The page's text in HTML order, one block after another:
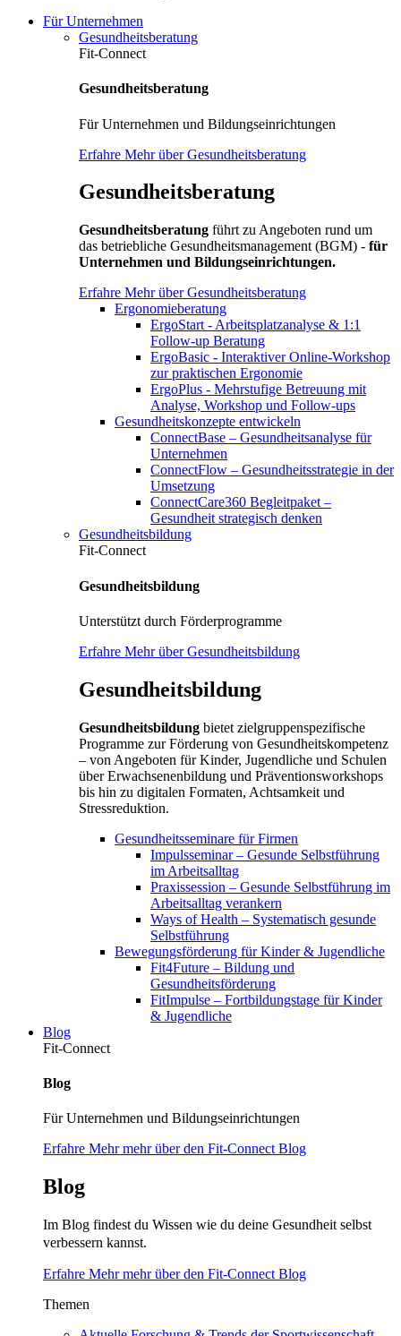
Für Unternehmen
Gesundheitsberatung
Fit-Connect
Gesundheitsberatung
Für Unternehmen und Bildungseinrichtungen
Erfahre Mehr über Gesundheitsberatung
Gesundheitsberatung
Gesundheitsberatung führt zu Angeboten rund um
das betriebliche Gesundheitsmanagement (BGM) - für
Unternehmen und Bildungseinrichtungen.
Erfahre Mehr über Gesundheitsberatung
Ergonomieberatung
ErgoStart - Arbeitsplatzanalyse & 1:1
Follow-up Beratung
ErgoBasic - Interaktiver Online-Workshop
zur praktischen Ergonomie
ErgoPlus - Mehrstufige Betreuung mit
Analyse, Workshop und Follow-ups
Gesundheitskonzepte entwickeln
ConnectBase – Gesundheitsanalyse für
Unternehmen
ConnectFlow – Gesundheitsstrategie in der
Umsetzung
ConnectCare360 Begleitpaket –
Gesundheit strategisch denken
Gesundheitsbildung
Fit-Connect
Gesundheitsbildung
Unterstützt durch Förderprogramme
Erfahre Mehr über Gesundheitsbildung
Gesundheitsbildung
Gesundheitsbildung bietet zielgruppenspezifische
Programme zur Förderung von Gesundheitskompetenz
– von Angeboten für Kinder, Jugendliche und Schulen
über Erwachsenenbildung und Präventionsworkshops
bis hin zu digitalen Formaten, Achtsamkeit und
Stressreduktion.
Gesundheitsseminare für Firmen
Impulsseminar – Gesunde Selbstführung
im Arbeitsalltag
Praxissession – Gesunde Selbstführung im
Arbeitsalltag verankern
Ways of Health – Systematisch gesunde
Selbstführung
Bewegungsförderung für Kinder & Jugendliche
Fit4Future – Bildung und
Gesundheitsförderung
FitImpulse – Fortbildungstage für Kinder
& Jugendliche
Blog
Fit-Connect
Blog
Für Unternehmen und Bildungseinrichtungen
Erfahre Mehr mehr über den Fit-Connect Blog
Blog
Im Blog findest du Wissen wie du deine Gesundheit selbst
verbessern kannst.
Erfahre Mehr mehr über den Fit-Connect Blog
Themen